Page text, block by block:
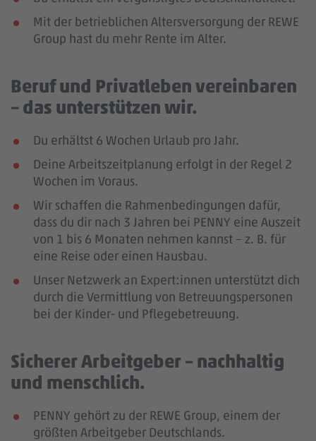
Mit der betrieblichen Altersversorgung der REWE
Group hast du mehr Rente im Alter.
Beruf und Privatleben vereinbaren
– das unterstützen wir.
Du erhältst 6 Wochen Urlaub pro Jahr.
Deine Arbeitszeitplanung erfolgt in der Regel 2
Wochen im Voraus.
Wir schaffen die Rahmenbedingungen dafür,
dass du dir nach 3 Jahren bei PENNY eine Auszeit
von 1 bis 6 Monaten nehmen kannst – z. B. für
eine Reise oder einen Hausbau.
Unser Netzwerk an Expert:innen unterstützt dich
durch die Vermittlung von Betreuungspersonen
bei der Kinder- und Pflegebetreuung.
Sicherer Arbeitgeber – nachhaltig
und menschlich.
PENNY gehört zu der REWE Group, einem der
größten Arbeitgeber Deutschlands.